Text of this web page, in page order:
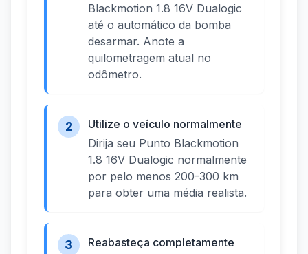
Blackmotion 1.8 16V Dualogic
até o automático da bomba
desarmar. Anote a
quilometragem atual no
odômetro.
2
Utilize o veículo normalmente
Dirija seu Punto Blackmotion
1.8 16V Dualogic normalmente
por pelo menos 200-300 km
para obter uma média realista.
3
Reabasteça completamente